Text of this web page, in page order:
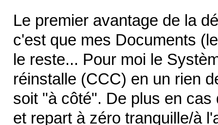
Le premier avantage de la
c'est que mes Documents
le reste... Pour moi le
réinstalle (CCC) en un rien
soit "à côté". De plus en
et repart à zéro tranquille/à